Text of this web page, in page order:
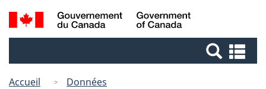
Passer
au
Passer
à
Canada
Recherche
et
et
Accueil
Données